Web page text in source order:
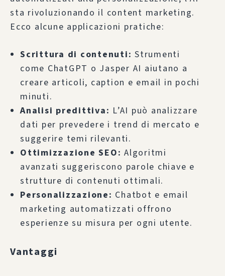
sta rivoluzionando il content marketing.
Ecco alcune applicazioni pratiche:
Scrittura di contenuti: Strumenti
come ChatGPT o Jasper AI aiutano a
creare articoli, caption e email in pochi
minuti.
Analisi predittiva: L’AI può analizzare
dati per prevedere i trend di mercato e
suggerire temi rilevanti.
Ottimizzazione SEO: Algoritmi
avanzati suggeriscono parole chiave e
strutture di contenuti ottimali.
Personalizzazione: Chatbot e email
marketing automatizzati offrono
esperienze su misura per ogni utente.
Vantaggi